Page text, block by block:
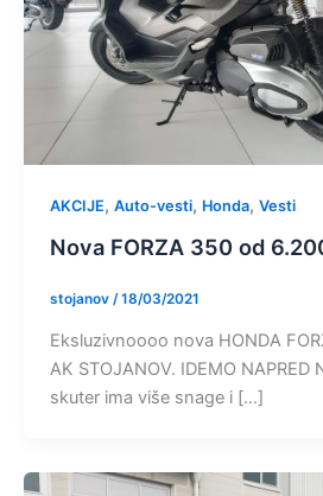
AKCIJE, Auto-vesti, Honda, Vesti
Nova FORZA 350 od
stojanov /18/03/2021
Eksluzivnoooo nova HONDA
AK STOJANOV. IDEMO NAPRED
skuter ima više snage i […]